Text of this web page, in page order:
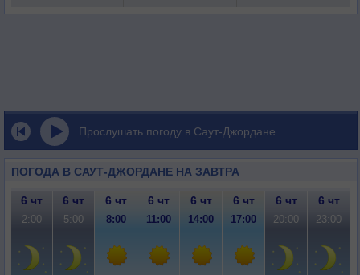
Прослушать погоду в Саут-Джордане
ПОГОДА В САУТ-ДЖОРДАНЕ НА ЗАВТРА
6 чт 6 чт 6 чт 6 чт 6 чт 6 чт 6 чт 6 чт
2:00 5:00 8:00 11:00 14:00 17:00 20:00 23:00